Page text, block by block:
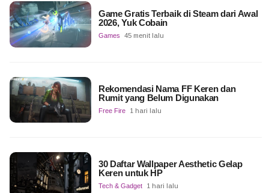
Game Gratis Terbaik di Steam dari Awal
2026, Yuk Cobain
Games 45 menit lalu
Rekomendasi Nama FF Keren dan
Rumit yang Belum Digunakan
Free Fire 1 hari lalu
30 Daftar Wallpaper Aesthetic Gelap
Keren untuk HP
Tech & Gadget 1 hari lalu